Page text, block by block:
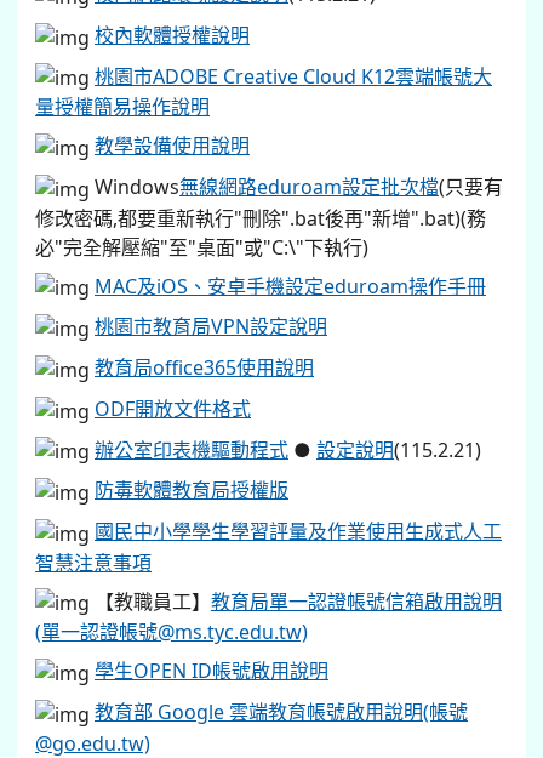
校內軟體授權說明
桃園市ADOBE Creative Cloud K12雲端帳號大
量授權簡易操作說明
教學設備使用說明
Windows無線網路eduroam設定批次檔(只要有
修改密碼,都要重新執行"刪除".bat後再"新增".bat)(務
必"完全解壓縮"至"桌面"或"C:\"下執行)
MAC及iOS、安卓手機設定eduroam操作手冊
桃園市教育局VPN設定說明
教育局office365使用說明
ODF開放文件格式
辦公室印表機驅動程式 ● 設定說明(115.2.21)
防毒軟體教育局授權版
國民中小學學生學習評量及作業使用生成式人工
智慧注意事項
【教職員工】 教育局單一認證帳號信箱啟用說明
(單一認證帳號@ms.tyc.edu.tw)
學生OPEN ID帳號啟用說明
教育部 Google 雲端教育帳號啟用說明(帳號
@go.edu.tw)